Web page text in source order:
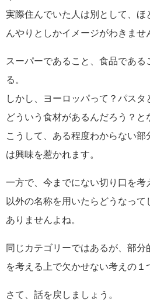
実際住んでいた人は別として、
んやりとしかイメージがわきませ
スーパーであること、食品であ
る。
しかし、ヨーロッパって？パスタ
どういう食材があるんだろう？と
こうして、ある程度わからない
は興味を惹かれます。
一方で、今までにない切り口を考
以外の名称を用いたらどうなって
ありませんよね。
同じカテゴリーではあるが、部
を考える上で欠かせない考えの１
さて、話を戻しましょう。